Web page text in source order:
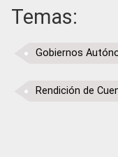
Temas:
Gobiernos
Rendición de